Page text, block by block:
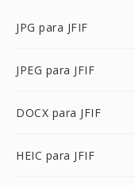
JPG para JFIF
JPEG para JFIF
DOCX para JFIF
HEIC para JFIF